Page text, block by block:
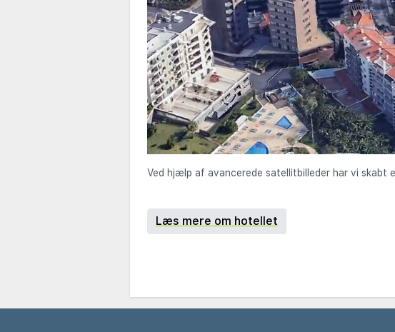
Ved hjælp af avancerede satellitbilleder har vi skabt
Læs mere om hotellet